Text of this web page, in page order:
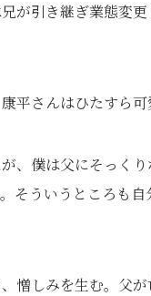
が引き継ぎ業態変
平さんはひたすら可
、僕は父にそっく
そういうところも
憎しみを生む。父